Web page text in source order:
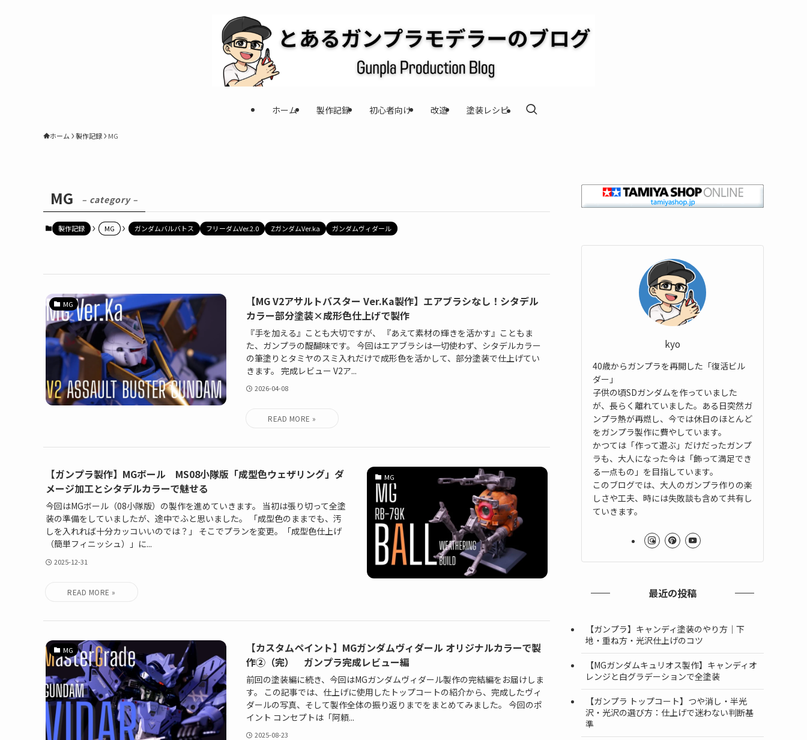
ホーム 製作記録 初心者向け 改造 塗装レシピ
ホーム 製作記録 MG
MG – category –
製作記録 MG ガンダムバルバトス フリーダムVer.2.0 ZガンダムVer.ka ガンダムヴィダール
MG
【MG V2アサルトバスター Ver.Ka製作】エアブラシなし！シタデル
カラー部分塗装×成形色仕上げで製作
『手を加える』ことも大切ですが、 『あえて素材の輝きを活かす』こともま
た、ガンプラの醍醐味です。 今回はエアブラシは一切使わず、シタデルカラー
の筆塗りとタミヤのスミ入れだけで成形色を活かして、部分塗装で仕上げてい
きます。 完成レビュー V2ア...
2026-04-08
MG
【ガンプラ製作】MGボール MS08小隊版「成型色ウェザリング」ダ
メージ加工とシタデルカラーで魅せる
今回はMGボール（08小隊版）の製作を進めていきます。 当初は張り切って全塗
装の準備をしていましたが、途中でふと思いました。 「成型色のままでも、汚
しを入れれば十分カッコいいのでは？」 そこでプランを変更。「成型色仕上げ
（簡単フィニッシュ）」に...
2025-12-31
MG
【カスタムペイント】MGガンダムヴィダール オリジナルカラーで製
作②（完） ガンプラ完成レビュー編
前回の塗装編に続き、今回はMGガンダムヴィダール製作の完結編をお届けしま
す。 この記事では、仕上げに使用したトップコートの紹介から、完成したヴィ
ダールの写真、そして製作全体の振り返りまでをまとめてみました。 今回のポ
イント コンセプトは「阿頼...
2025-08-23
kyo
40歳からガンプラを再開した「復活ビル
ダー」
子供の頃SDガンダムを作っていました
が、長らく離れていました。ある日突然ガ
ンプラ熱が再燃し、今では休日のほとんど
をガンプラ製作に費やしています。
かつては「作って遊ぶ」だけだったガンプ
ラも、大人になった今は「飾って満足でき
る一点もの」を目指しています。
このブログでは、大人のガンプラ作りの楽
しさや工夫、時には失敗談も含めて共有し
ていきます。
最近の投稿
【ガンプラ】キャンディ塗装のやり方｜下
地・重ね方・光沢仕上げのコツ
【MGガンダムキュリオス製作】キャンディオ
レンジと白グラデーションで全塗装
【ガンプラ トップコート】つや消し・半光
沢・光沢の選び方：仕上げで迷わない判断基
準